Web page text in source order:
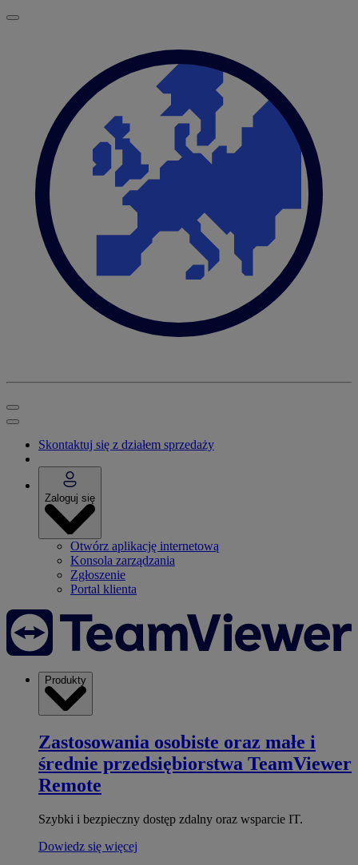
Skontaktuj się z działem sprzedaży
Zaloguj się
Otwórz aplikację internetową
Konsola zarządzania
Zgłoszenie
Portal klienta
Produkty
Zastosowania osobiste oraz małe i
średnie przedsiębiorstwa TeamViewer
Remote
Szybki i bezpieczny dostęp zdalny oraz wsparcie IT.
Dowiedz się więcej